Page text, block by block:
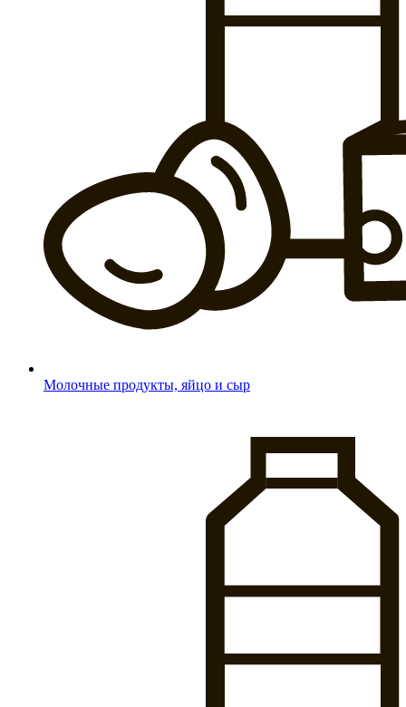
Молочные продукты, яйцо и сыр